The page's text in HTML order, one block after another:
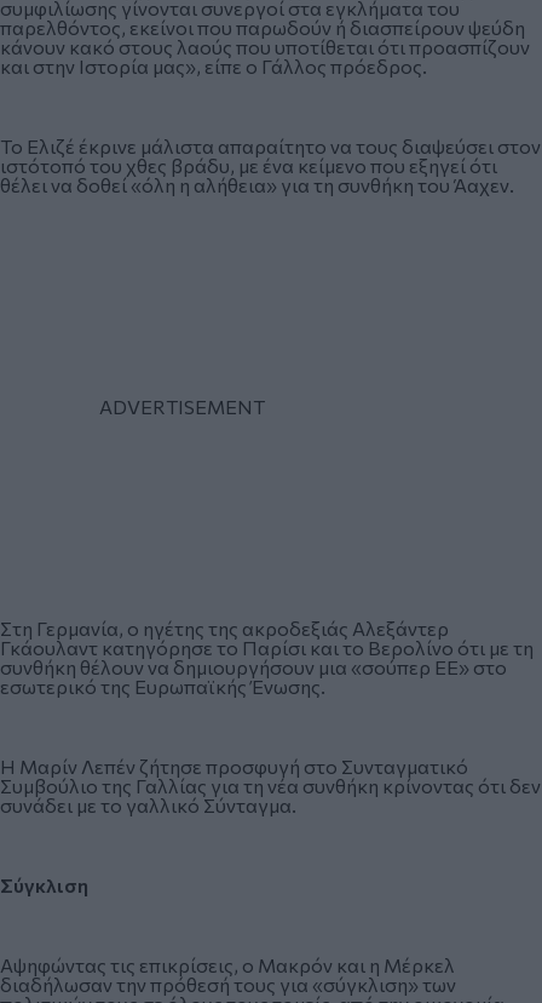
συμφιλίωσης γίνονται συνεργοί στα εγκλήματα του
παρελθόντος, εκείνοι που παρωδούν ή διασπείρουν ψεύδη
κάνουν κακό στους λαούς που υποτίθεται ότι προασπίζουν
και στην Ιστορία μας», είπε ο Γάλλος πρόεδρος.
Το Ελιζέ έκρινε μάλιστα απαραίτητο να τους διαψεύσει στον
ιστότοπό του χθες βράδυ, με ένα κείμενο που εξηγεί ότι
θέλει να δοθεί «όλη η αλήθεια» για τη συνθήκη του Άαχεν.
Στη Γερμανία, ο ηγέτης της ακροδεξιάς Αλεξάντερ
Γκάουλαντ κατηγόρησε το Παρίσι και το Βερολίνο ότι με τη
συνθήκη θέλουν να δημιουργήσουν μια «σούπερ ΕΕ» στο
εσωτερικό της Ευρωπαϊκής Ένωσης.
Η Μαρίν Λεπέν ζήτησε προσφυγή στο Συνταγματικό
Συμβούλιο της Γαλλίας για τη νέα συνθήκη κρίνοντας ότι δεν
συνάδει με το γαλλικό Σύνταγμα.
Σύγκλιση
Αψηφώντας τις επικρίσεις, ο Μακρόν και η Μέρκελ
διαδήλωσαν την πρόθεσή τους για «σύγκλιση» των